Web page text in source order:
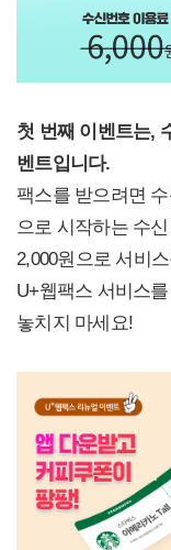
첫 번째 이벤트는,
벤트입니다.
팩스를 받으려면
으로 시작하는 수
2,000원으로 서비
U+웹팩스 서비스
놓치지 마세요!